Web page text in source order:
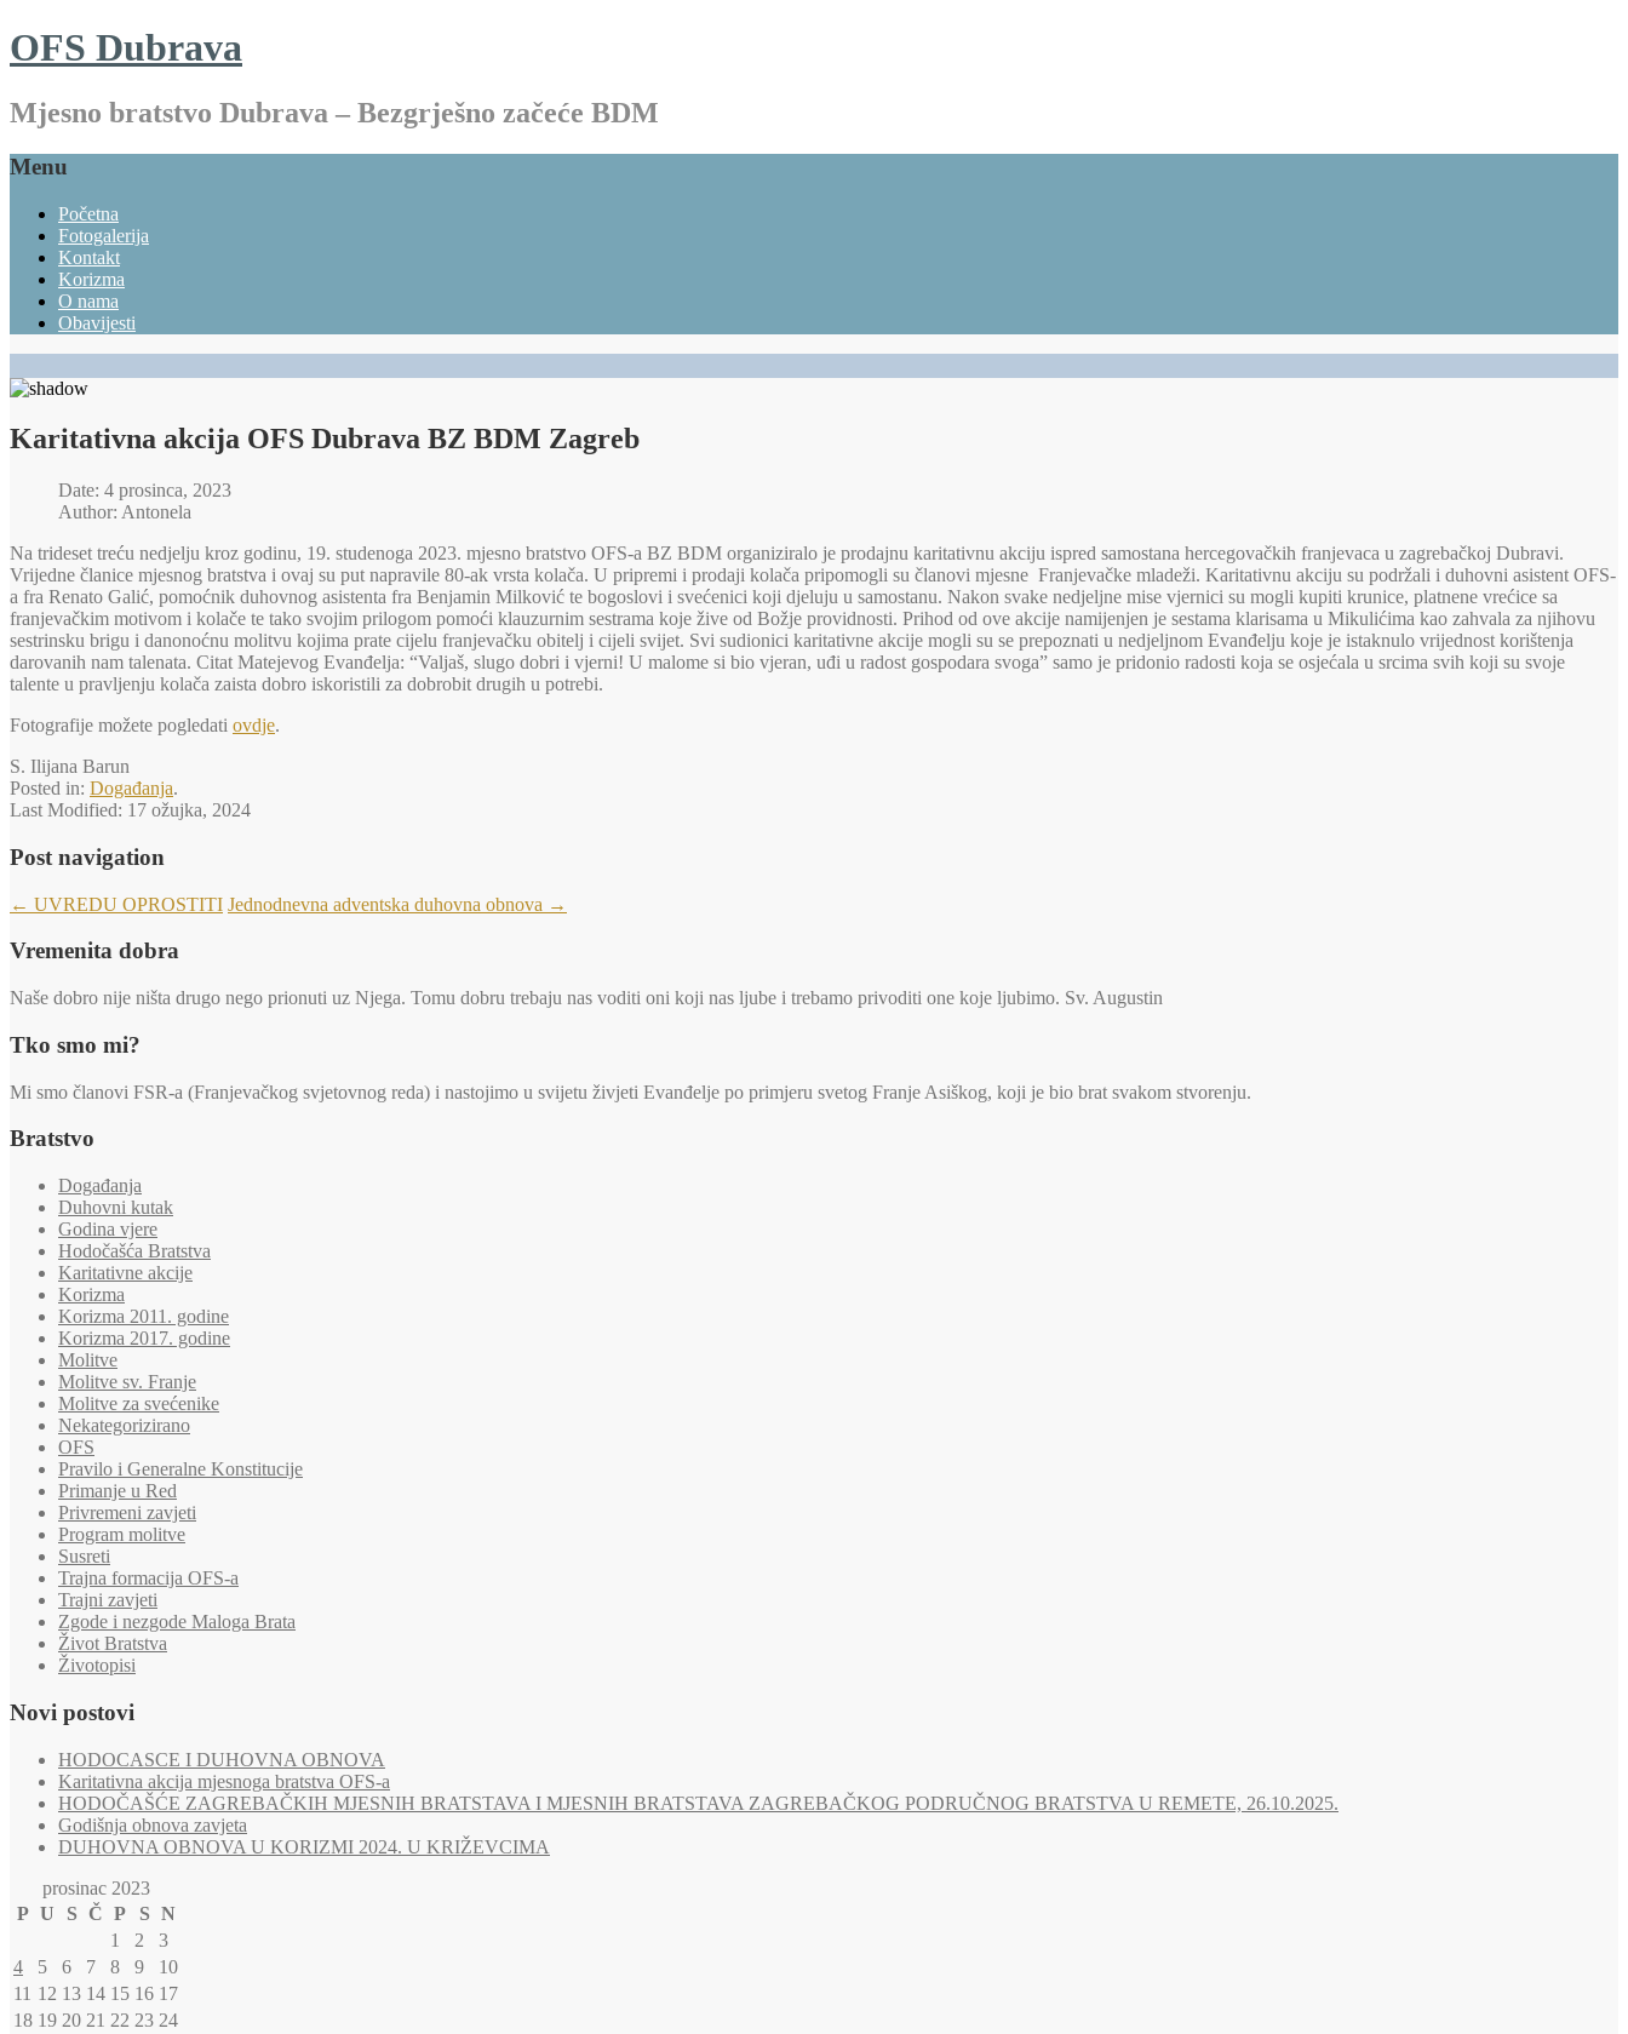
OFS Dubrava
Mjesno bratstvo Dubrava – Bezgrješno začeće BDM
Menu
Početna
Fotogalerija
Kontakt
Korizma
O nama
Obavijesti
Karitativna akcija OFS Dubrava BZ BDM Zagreb
Date: 4 prosinca, 2023
Author: Antonela
Na trideset treću nedjelju kroz godinu, 19. studenoga 2023. mjesno bratstvo OFS-a BZ BDM organiziralo je prodajnu karitativnu akciju ispred samostana hercegovačkih franjevaca u zagrebačkoj Dubravi.
Vrijedne članice mjesnog bratstva i ovaj su put napravile 80-ak vrsta kolača. U pripremi i prodaji kolača pripomogli su članovi mjesne Franjevačke mladeži. Karitativnu akciju su podržali i duhovni asistent OFS-
a fra Renato Galić, pomoćnik duhovnog asistenta fra Benjamin Milković te bogoslovi i svećenici koji djeluju u samostanu. Nakon svake nedjeljne mise vjernici su mogli kupiti krunice, platnene vrećice sa
franjevačkim motivom i kolače te tako svojim prilogom pomoći klauzurnim sestrama koje žive od Božje providnosti. Prihod od ove akcije namijenjen je sestama klarisama u Mikulićima kao zahvala za njihovu
sestrinsku brigu i danonoćnu molitvu kojima prate cijelu franjevačku obitelj i cijeli svijet. Svi sudionici karitativne akcije mogli su se prepoznati u nedjeljnom Evanđelju koje je istaknulo vrijednost korištenja
darovanih nam talenata. Citat Matejevog Evanđelja: “Valjaš, slugo dobri i vjerni! U malome si bio vjeran, uđi u radost gospodara svoga” samo je pridonio radosti koja se osjećala u srcima svih koji su svoje
talente u pravljenju kolača zaista dobro iskoristili za dobrobit drugih u potrebi.
Fotografije možete pogledati ovdje.
S. Ilijana Barun
Posted in: Događanja.
Last Modified: 17 ožujka, 2024
Post navigation
← UVREDU OPROSTITI Jednodnevna adventska duhovna obnova →
Vremenita dobra
Naše dobro nije ništa drugo nego prionuti uz Njega. Tomu dobru trebaju nas voditi oni koji nas ljube i trebamo privoditi one koje ljubimo. Sv. Augustin
Tko smo mi?
Mi smo članovi FSR-a (Franjevačkog svjetovnog reda) i nastojimo u svijetu živjeti Evanđelje po primjeru svetog Franje Asiškog, koji je bio brat svakom stvorenju.
Bratstvo
Događanja
Duhovni kutak
Godina vjere
Hodočašća Bratstva
Karitativne akcije
Korizma
Korizma 2011. godine
Korizma 2017. godine
Molitve
Molitve sv. Franje
Molitve za svećenike
Nekategorizirano
OFS
Pravilo i Generalne Konstitucije
Primanje u Red
Privremeni zavjeti
Program molitve
Susreti
Trajna formacija OFS-a
Trajni zavjeti
Zgode i nezgode Maloga Brata
Život Bratstva
Životopisi
Novi postovi
HODOCASCE I DUHOVNA OBNOVA
Karitativna akcija mjesnoga bratstva OFS-a
HODOČAŠĆE ZAGREBAČKIH MJESNIH BRATSTAVA I MJESNIH BRATSTAVA ZAGREBAČKOG PODRUČNOG BRATSTVA U REMETE, 26.10.2025.
Godišnja obnova zavjeta
DUHOVNA OBNOVA U KORIZMI 2024. U KRIŽEVCIMA
prosinac 2023
P U S Č P S N
1
2
3
4
5 6 7 8 9
10
11 12 13 14 15 16 17
18 19 20 21 22 23 24